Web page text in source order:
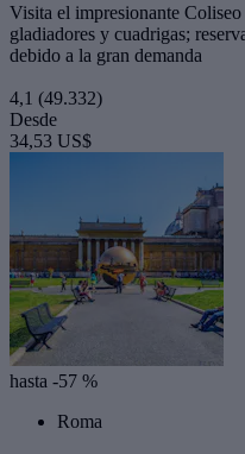
Visita el impresionante
gladiadores y cuadrigas;
debido a la gran demanda
4,1 (49.332)
Desde
34,53 US$
hasta -57 %
Roma